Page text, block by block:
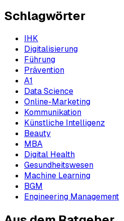
Schlagwörter
IHK
Digitalisierung
Führung
Prävention
A1
Data Science
Online-Marketing
Kommunikation
Künstliche Intelligenz
Beauty
MBA
Digital Health
Gesundheitswesen
Machine Learning
BGM
Engineering Management